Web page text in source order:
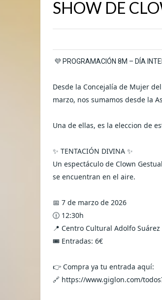
SHOW DE
💜 PROGRAMACIÓN 8M – DÍA
Desde la Concejalía de Mujer
marzo, nos sumamos desde la
Una de ellas, es la eleccion de
✨ TENTACIÓN DIVINA ✨
Un espectáculo de Clown
se encuentran en el aire.
📅 7 de marzo de 2026
🕧 12:30h
📍 Centro Cultural Adolfo Suárez
🎟️ Entradas: 6€
👉 Compra ya tu entrada aquí:
🔗 https://www.giglon.com/